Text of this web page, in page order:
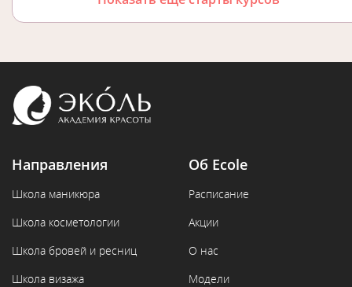
Направления
Школа маникюра
Школа косметологии
Школа бровей и ресниц
Школа визажа
Об Ecole
Расписание
Акции
О нас
Модели